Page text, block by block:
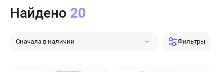
Сначала в наличии
Фильтры
Найдено 20